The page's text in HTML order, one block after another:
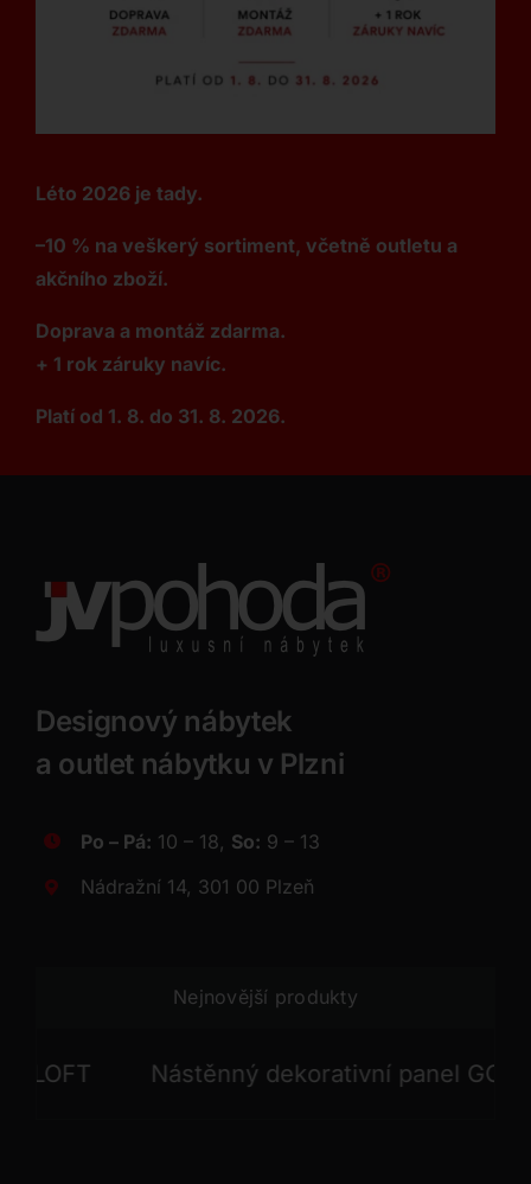
Léto 2026 je tady.
–10 % na veškerý sortiment, včetně outletu a
akčního zboží.
Doprava a montáž zdarma.
+ 1 rok záruky navíc.
Platí od 1. 8. do 31. 8. 2026.
Designový nábytek
a outlet nábytku v Plzni
Po – Pá: 10 – 18, So: 9 – 13
Nádražní 14, 301 00 Plzeň
Nejnovější produkty
Nástěnný dekorativní panel GONG